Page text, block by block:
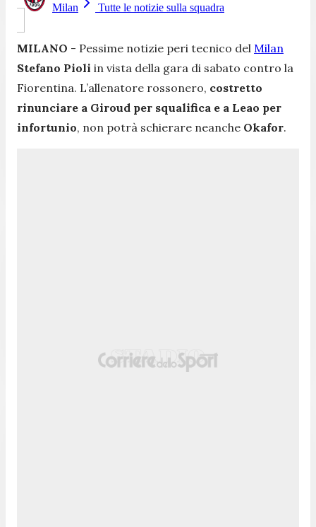
Milan Tutte le notizie sulla squadra
MILANO - Pessime notizie peri tecnico del Milan
Stefano Pioli in vista della gara di sabato contro la
Fiorentina. L’allenatore rossonero, costretto
rinunciare a Giroud per squalifica e a Leao per
infortunio, non potrà schierare neanche Okafor.